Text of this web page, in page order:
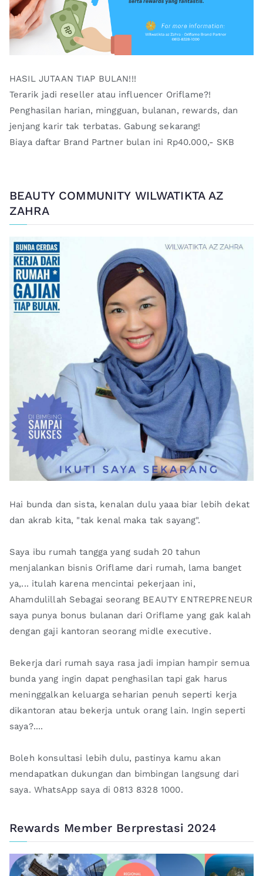
HASIL JUTAAN TIAP BULAN!!!
Terarik jadi reseller atau influencer Oriflame?!
Penghasilan harian, mingguan, bulanan, rewards, dan
jenjang karir tak terbatas. Gabung sekarang!
Biaya daftar Brand Partner bulan ini Rp40.000,- SKB
BEAUTY COMMUNITY WILWATIKTA AZ
ZAHRA
Hai bunda dan sista, kenalan dulu yaaa biar lebih dekat
dan akrab kita, "tak kenal maka tak sayang".
Saya ibu rumah tangga yang sudah 20 tahun
menjalankan bisnis Oriflame dari rumah, lama banget
ya,... itulah karena mencintai pekerjaan ini,
Ahamdulillah Sebagai seorang BEAUTY ENTREPRENEUR
saya punya bonus bulanan dari Oriflame yang gak kalah
dengan gaji kantoran seorang midle executive.
Bekerja dari rumah saya rasa jadi impian hampir semua
bunda yang ingin dapat penghasilan tapi gak harus
meninggalkan keluarga seharian penuh seperti kerja
dikantoran atau bekerja untuk orang lain. Ingin seperti
saya?....
Boleh konsultasi lebih dulu, pastinya kamu akan
mendapatkan dukungan dan bimbingan langsung dari
saya. WhatsApp saya di 0813 8328 1000.
Rewards Member Berprestasi 2024